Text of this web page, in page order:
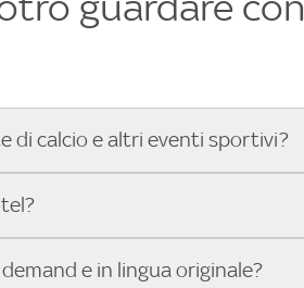
di calcio e altri eventi sportivi?
partite di Serie A, UEFA Champions
una vasta selezione di film
e in lingua originale?